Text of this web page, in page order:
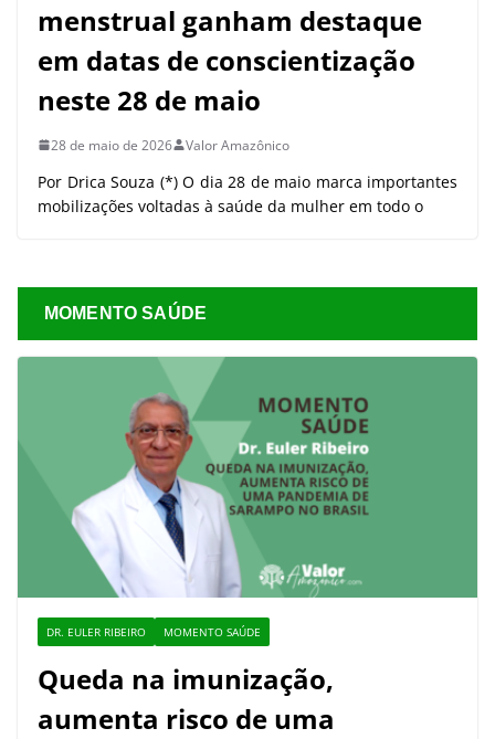
menstrual ganham destaque
em datas de conscientização
neste 28 de maio
28 de maio de 2026 Valor Amazônico
Por Drica Souza (*) O dia 28 de maio marca importantes
mobilizações voltadas à saúde da mulher em todo o
MOMENTO SAÚDE
DR. EULER RIBEIRO MOMENTO SAÚDE
Queda na imunização,
aumenta risco de uma